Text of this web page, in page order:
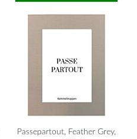
Passepartout, Feather Grey,